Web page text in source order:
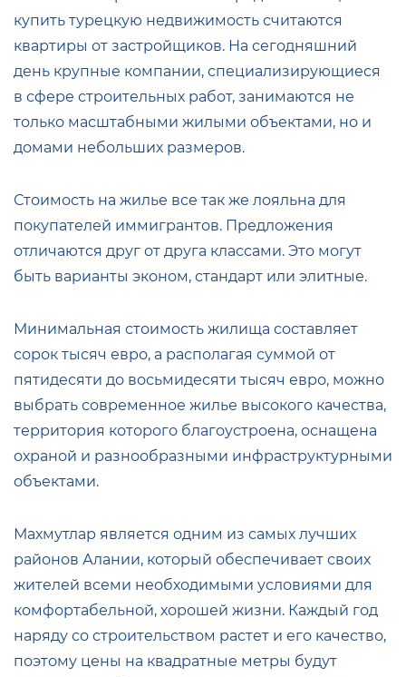
купить турецкую недвижимость считаются
квартиры от застройщиков. На сегодняшний
день крупные компании, специализирующиеся
в сфере строительных работ, занимаются не
только масштабными жилыми объектами, но и
домами небольших размеров.
Стоимость на жилье все так же лояльна для
покупателей иммигрантов. Предложения
отличаются друг от друга классами. Это могут
быть варианты эконом, стандарт или элитные.
Минимальная стоимость жилища составляет
сорок тысяч евро, а располагая суммой от
пятидесяти до восьмидесяти тысяч евро, можно
выбрать современное жилье высокого качества,
территория которого благоустроена, оснащена
охраной и разнообразными инфраструктурными
объектами.
Махмутлар является одним из самых лучших
районов Алании, который обеспечивает своих
жителей всеми необходимыми условиями для
комфортабельной, хорошей жизни. Каждый год
наряду со строительством растет и его качество,
поэтому цены на квадратные метры будут